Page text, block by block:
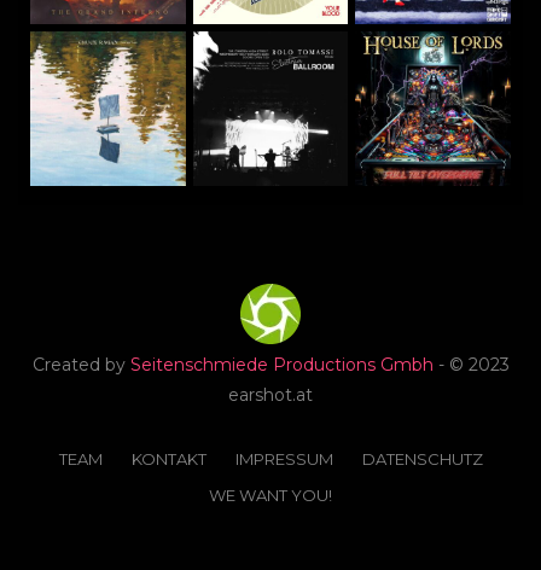
Created by Seitenschmiede Productions Gmbh - © 2023
earshot.at
TEAM KONTAKT IMPRESSUM
DATENSCHUTZ
WE WANT YOU!